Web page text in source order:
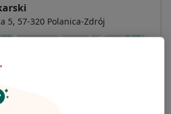
5, 57-320 Polanica-Zdrój
można umawiać wizyt przez